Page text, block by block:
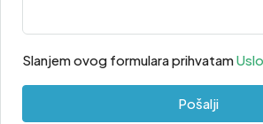
Slanjem ovog formulara prihvatam
Pošalji